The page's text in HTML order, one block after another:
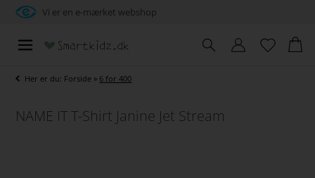
Vi er en e-mærket webshop
Her er du: Forside » 6 for 400
NAME IT T-Shirt Janine Jet Stream